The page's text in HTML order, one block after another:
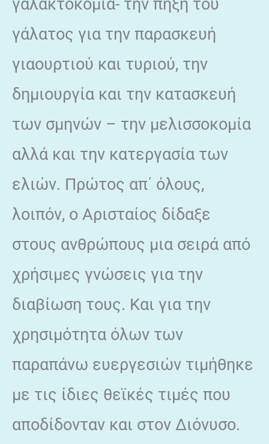
γαλακτοκομία- την πήξη του
γάλατος για την παρασκευή
γιαουρτιού και τυριού, την
δημιουργία και την κατασκευή
των σμηνών – την μελισσοκομία
αλλά και την κατεργασία των
ελιών. Πρώτος απ΄ όλους,
λοιπόν, ο Αρισταίος δίδαξε
στους ανθρώπους μια σειρά από
χρήσιμες γνώσεις για την
διαβίωση τους. Και για την
χρησιμότητα όλων των
παραπάνω ευεργεσιών τιμήθηκε
με τις ίδιες θεϊκές τιμές που
αποδίδονταν και στον Διόνυσο.